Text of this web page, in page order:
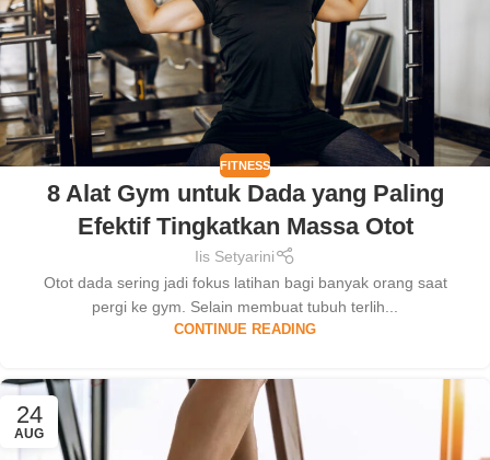
FITNESS
8 Alat Gym untuk Dada yang Paling
Efektif Tingkatkan Massa Otot
Iis Setyarini
Otot dada sering jadi fokus latihan bagi banyak orang saat
pergi ke gym. Selain membuat tubuh terlih...
CONTINUE READING
24
AUG